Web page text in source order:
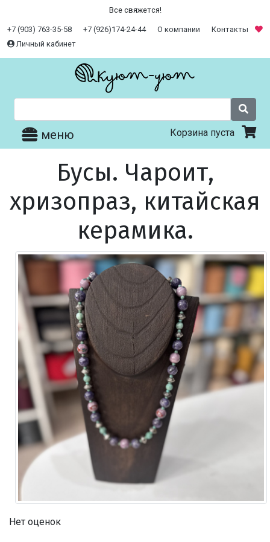
Все свяжется!
+7 (903) 763-35-58 +7 (926)174-24-44 О компании
Контакты
Личный кабинет
меню Корзина пуста
Бусы. Чароит,
хризопраз, китайская
керамика.
Нет оценок